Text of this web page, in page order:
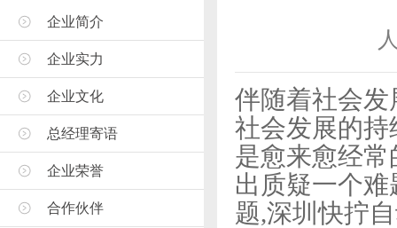
企业简介
企业实力
企业文化
总经理寄语
企业荣誉
合作伙伴
伴随着社会
社会发展的
是愈来愈经
出质疑一个
题,深圳快拧